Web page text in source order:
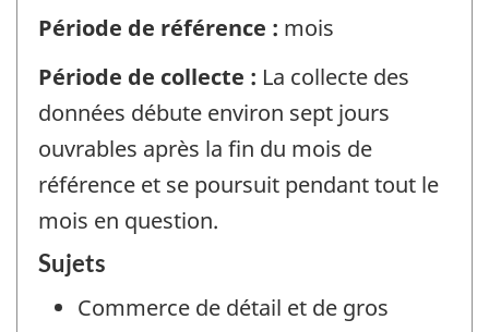
Période de référence : mois
Période de collecte : La collecte des
données débute environ sept jours
ouvrables après la fin du mois de
référence et se poursuit pendant tout le
mois en question.
Sujets
Commerce de détail et de gros